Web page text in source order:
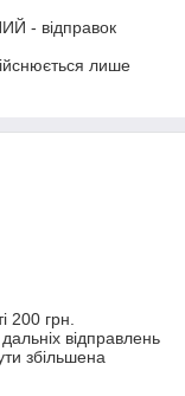
- відправок
лише
200 грн.
відправлень
збільшена